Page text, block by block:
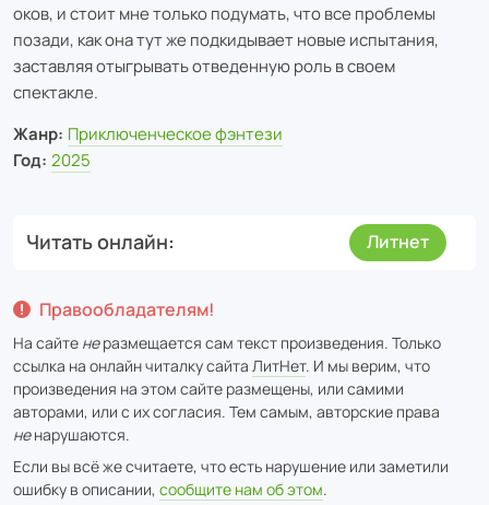
оков, и стоит мне только подумать, что все проблемы
позади, как она тут же подкидывает новые испытания,
заставляя отыгрывать отведенную роль в своем
спектакле.
Жанр: Приключенческое фэнтези
Год: 2025
Читать онлайн Литнет
Правообладателям!
На сайте неразмещается сам текст произведения. Только
ссылка на онлайн читалку сайта ЛитНет. И мы верим, что
произведения на этом сайте размещены, или самими
авторами, или с их согласия. Тем самым, авторские права
ненарушаются.
Если вы всё же считаете, что есть нарушение или заметили
ошибку в описании, сообщите нам об этом.